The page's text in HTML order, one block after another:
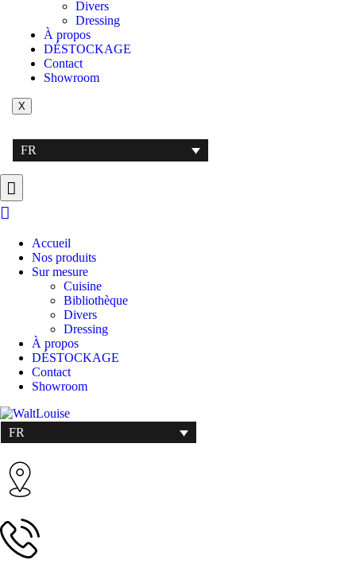
Divers
Dressing
À propos
DÉSTOCKAGE
Contact
Showroom
X
FR
Accueil
Nos produits
Sur mesure
Cuisine
Bibliothèque
Divers
Dressing
À propos
DÉSTOCKAGE
Contact
Showroom
FR